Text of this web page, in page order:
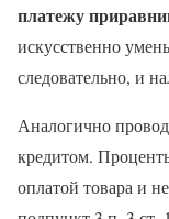
платежу
искусственно
следовательно, и
Аналогично
кредитом.
оплатой товара и